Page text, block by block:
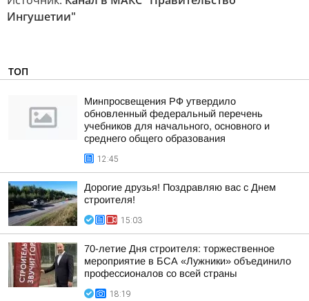
Ингушетии"
ТОП
Минпросвещения РФ утвердило
обновленный федеральный перечень
учебников для начального, основного и
среднего общего образования
12:45
Дорогие друзья! Поздравляю вас с Днем
строителя!
15:03
70-летие Дня строителя: торжественное
мероприятие в БСА «Лужники» объединило
профессионалов со всей страны
18:19